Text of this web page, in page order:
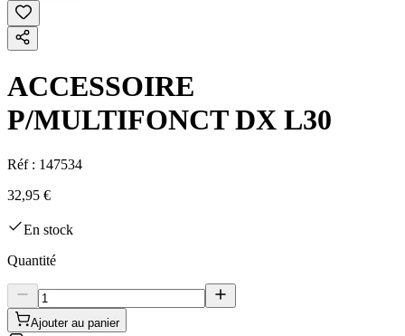
ACCESSOIRE
P/MULTIFONCT DX L30
Réf : 147534
32,95 €
En stock
Quantité
Ajouter au panier